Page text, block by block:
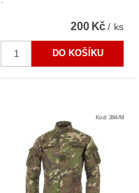
200 Kč/ ks
Kód: 394/M